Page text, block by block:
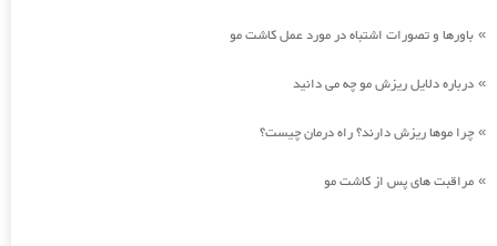
» باورها و تصورات اشتباه در مورد عمل کاشت مو
» درباره دلایل ریزش مو چه می دانید
» چرا موها ریزش دارند؟ راه درمان چیست؟
» مراقبت های پس از کاشت مو